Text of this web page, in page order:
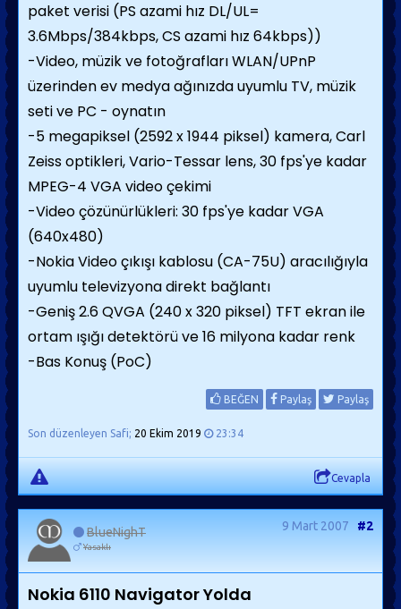
paket verisi (PS azami hız DL/UL=
3.6Mbps/384kbps, CS azami hız 64kbps))
-Video, müzik ve fotoğrafları WLAN/UPnP
üzerinden ev medya ağınızda uyumlu TV, müzik
seti ve PC - oynatın
-5 megapiksel (2592 x 1944 piksel) kamera, Carl
Zeiss optikleri, Vario-Tessar lens, 30 fps'ye kadar
MPEG-4 VGA video çekimi
-Video çözünürlükleri: 30 fps'ye kadar VGA
(640x480)
-Nokia Video çıkışı kablosu (CA-75U) aracılığıyla
uyumlu televizyona direkt bağlantı
-Geniş 2.6 QVGA (240 x 320 piksel) TFT ekran ile
ortam ışığı detektörü ve 16 milyona kadar renk
-Bas Konuş (PoC)
BEĞEN Paylaş Paylaş
Son düzenleyen Safi; 20 Ekim 2019 23:34
Cevapla
BlueNighT
Yasaklı
9 Mart 2007 #2
Nokia 6110 Navigator Yolda